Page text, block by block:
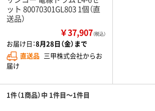
ット 80070301GL803 1個（直
送品）
￥37,907（税込）
お届け日：8月28日（金）まで
直送品 三甲株式会社からお
届け
1件（1商品）中 1件目～1件目